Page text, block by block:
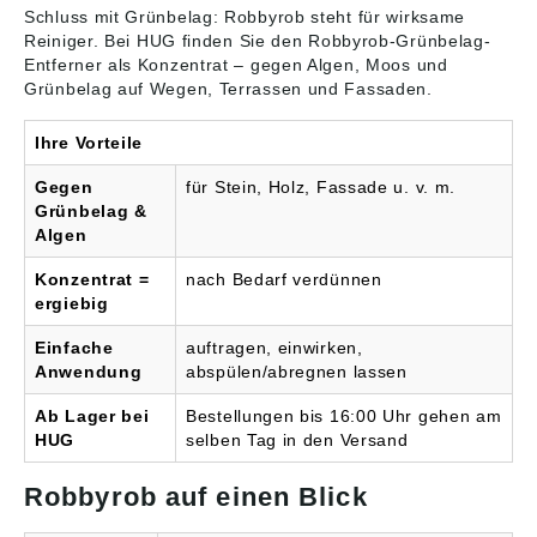
Gebrauch stets
Kennzeichnung und
Produktinformation
lesen Gefahren- und
Sicherheitshinweise
Signalwort: Gefahr
Gefahrenhinweise:
H315: Verursacht
Hautreizungen;H411:
Giftig für
Wasserorganismen, mit
langfristiger
Wirkung;H318:
Verursacht schwere
Augenschäden;H400:
Sehr giftig für
Biozidprodukte
Vor Gebrauch stets
Etikett und
Produktinformationen
lesen. N-70760
Schluss mit Grünbelag: Robbyrob steht für wirksame
Reiniger. Bei HUG finden Sie den Robbyrob-Grünbelag-
Entferner als Konzentrat – gegen Algen, Moos und
Grünbelag auf Wegen, Terrassen und Fassaden.
Ihre Vorteile
Gegen
Grünbelag &
Algen
für Stein, Holz, Fassade u. v. m.
Konzentrat =
ergiebig
nach Bedarf verdünnen
Einfache
Anwendung
auftragen, einwirken,
abspülen/abregnen lassen
Ab Lager bei
HUG
Bestellungen bis 16:00 Uhr gehen am
selben Tag in den Versand
Robbyrob auf einen Blick